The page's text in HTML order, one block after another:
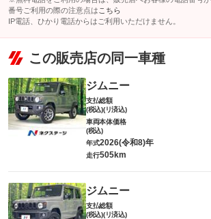
番号ご利用の際の注意点は こちら
IP電話、ひかり電話からはご利用いただけません。
この販売店の同一車種
ジムニー
支払総額
(税込)(リ済込)
車両本体価格
(税込)
年式2026(令和8)年
走行505km
ジムニー
支払総額
(税込)(リ済込)